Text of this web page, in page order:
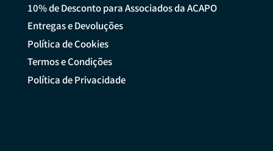
10% de Desconto para Associados da ACAPO
Entregas e Devoluções
Política de Cookies
Termos e Condições
Política de Privacidade